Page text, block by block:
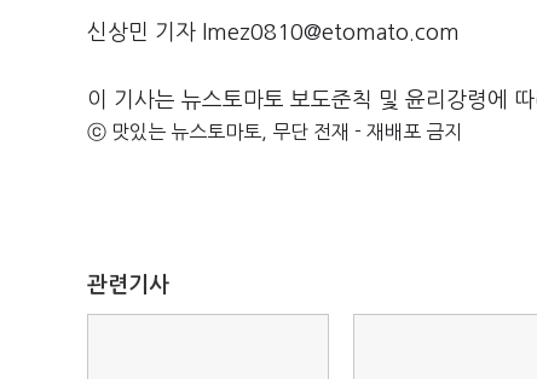
신상민 기자 lmez0810@etomato.com
이 기사는 뉴스토마토 보도준칙 및 윤리강령에
ⓒ 맛있는 뉴스토마토, 무단 전재 - 재배포 금지
관련기사